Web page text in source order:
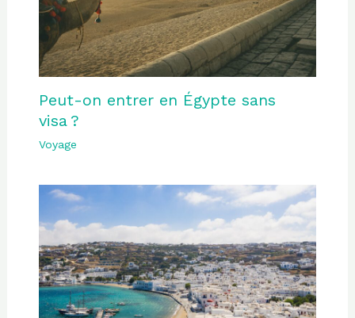
Peut-on entrer en Égypte sans
visa ?
Voyage